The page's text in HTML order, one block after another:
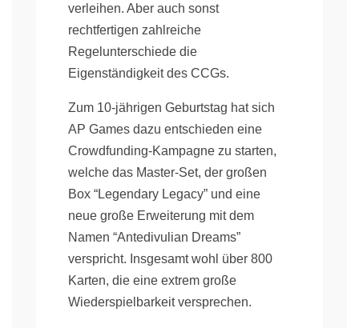
verleihen. Aber auch sonst
rechtfertigen zahlreiche
Regelunterschiede die
Eigenständigkeit des CCGs.
Zum 10-jährigen Geburtstag hat sich
AP Games dazu entschieden eine
Crowdfunding-Kampagne zu starten,
welche das Master-Set, der großen
Box “Legendary Legacy” und eine
neue große Erweiterung mit dem
Namen “Antedivulian Dreams”
verspricht. Insgesamt wohl über 800
Karten, die eine extrem große
Wiederspielbarkeit versprechen.